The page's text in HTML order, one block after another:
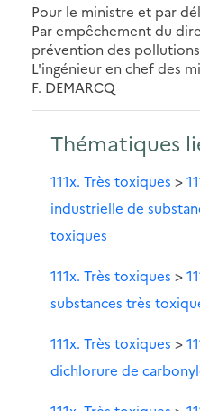
Pour le ministre et par
Par empêchement du
prévention des
L'ingénieur en chef des
F. DEMARCQ
Thématiques
111x. Très toxiques >
industrielle de
toxiques
111x. Très toxiques >
substances très
111x. Très toxiques >
dichlorure de